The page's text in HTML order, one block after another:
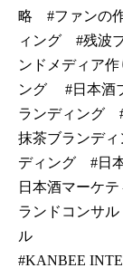
略 #ファンの
ィング #残波
ンドメディア
ング #日本酒
ランディング
抹茶ブランデ
ディング #日
日本酒マーケ
ランドコンサ
ル
#KANBEE